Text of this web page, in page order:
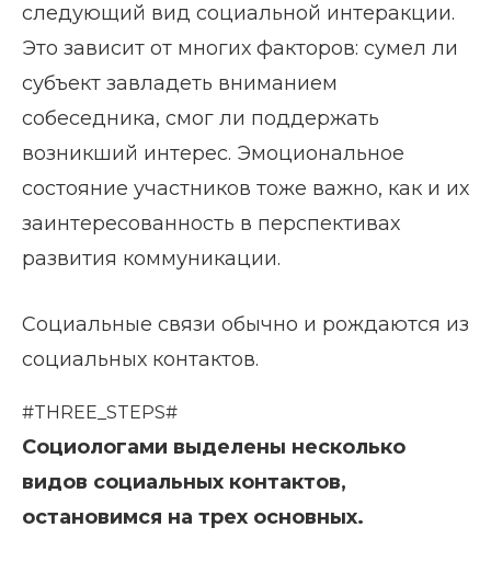
следующий вид социальной интеракции.
Это зависит от многих факторов: сумел ли
субъект завладеть вниманием
собеседника, смог ли поддержать
возникший интерес. Эмоциональное
состояние участников тоже важно, как и их
заинтересованность в перспективах
развития коммуникации.
Социальные связи обычно и рождаются из
социальных контактов.
#THREE_STEPS#
Социологами выделены несколько
видов социальных контактов,
остановимся на трех основных.